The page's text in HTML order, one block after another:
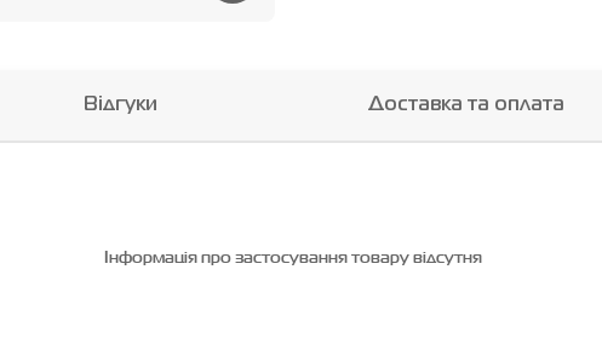
Відгуки Доставка та оплата
Інформація про застосування товару відсутня